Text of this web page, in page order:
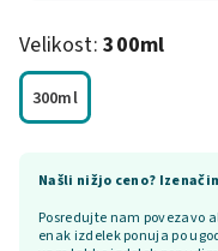
Velikost:300ml
300ml
Našli nižjo ceno?
Posredujte nam povezavo
enak izdelek ponuja po